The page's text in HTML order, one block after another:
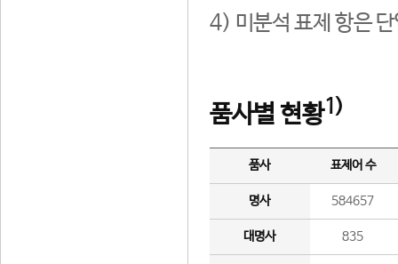
4) 미분석 표제 항은
품사별 현황1)
품사 표제어 수
명사 584657
대명사 835